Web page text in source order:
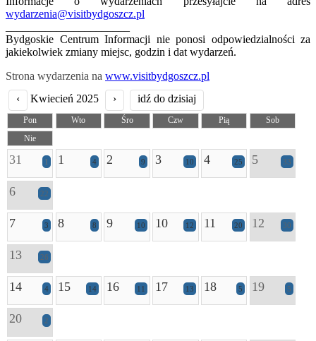
wydarzenia@visitbydgoszcz.pl
Bydgoskie Centrum Informacji nie ponosi odpowiedzialności za
jakiekolwiek zmiany miejsc, godzin i dat wydarzeń.
Strona wydarzenia na www.visitbydgoszcz.pl
‹
Kwiecień 2025 › idź do dzisiaj
Pon Wto Śro Czw Pią
Sob
Nie
31 1 1 4 2 9 3 10 4 25 5 33
6 22
7 3 8 8 9 10 10 12 11 20 12 30
13 26
14 4 15 14 16 11 17 13 18 5 19 5
20 2